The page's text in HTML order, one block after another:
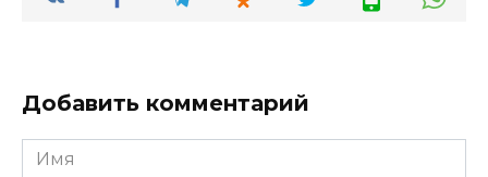
Добавить комментарий
Имя